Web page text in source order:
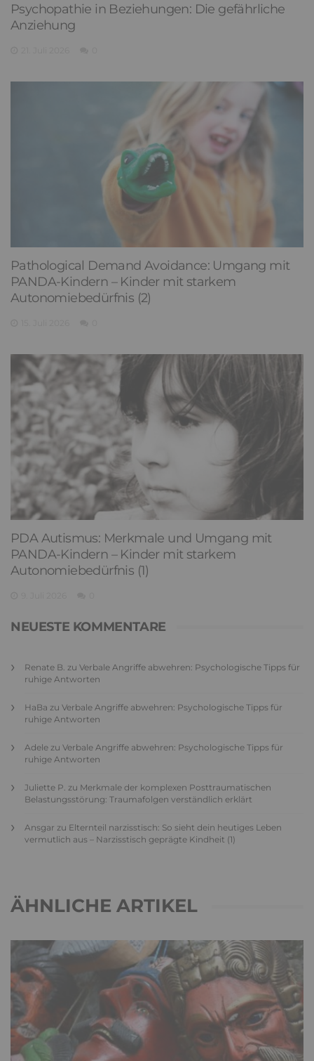
Psychopathie in Beziehungen: Die gefährliche
Anziehung
Pathological Demand Avoidance: Umgang mit
PANDA-Kindern – Kinder mit starkem
Autonomiebedürfnis (2)
PDA Autismus: Merkmale und Umgang mit
PANDA-Kindern – Kinder mit starkem
Autonomiebedürfnis (1)
NEUESTE KOMMENTARE
Renate B. zu Verbale Angriffe abwehren: Psychologische Tipps für
ruhige Antworten
HaBa zu Verbale Angriffe abwehren: Psychologische Tipps für
ruhige Antworten
Adele zu Verbale Angriffe abwehren: Psychologische Tipps für
ruhige Antworten
Juliette P. zu Merkmale der komplexen Posttraumatischen
Belastungsstörung: Traumafolgen verständlich erklärt
Ansgar zu Elternteil narzisstisch: So sieht dein heutiges Leben
vermutlich aus – Narzisstisch geprägte Kindheit (1)
ÄHNLICHE ARTIKEL